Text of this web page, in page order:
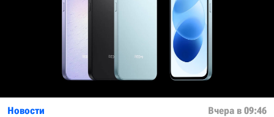
Новости Вчера в 09:46